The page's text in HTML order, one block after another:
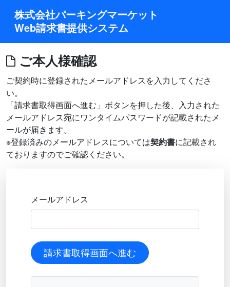
株式会社パーキングマーケット
Web請求書提供システム
ご本人様確認
ご契約時に登録されたメールアドレスを入力してくださ
い。
「請求書取得画面へ進む」ボタンを押した後、入力された
メールアドレス宛にワンタイムパスワードが記載されたメ
ールが届きます。
※登録済みのメールアドレスについては契約書に記載され
ておりますのでご確認ください。
メールアドレス
請求書取得画面へ進む